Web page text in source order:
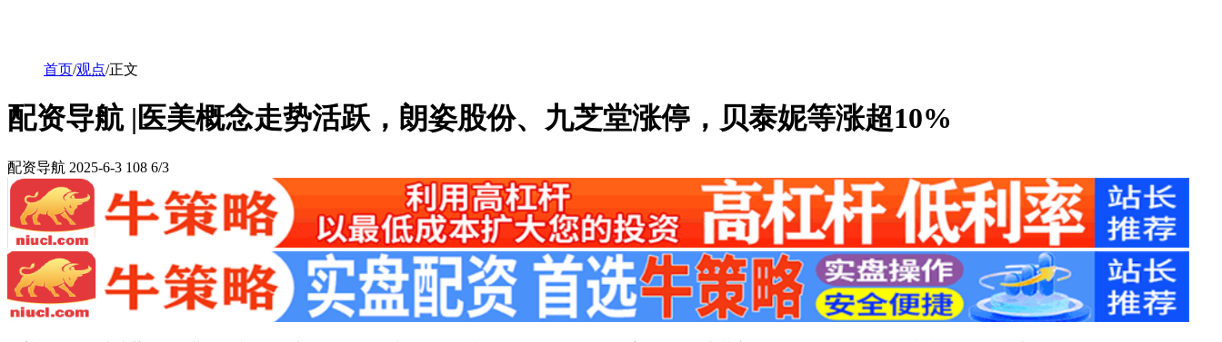
首页/观点/正文
配资导航 |医美概念走势活跃，朗姿股份、九芝堂涨停，贝泰妮等涨超10%
配资导航 2025-6-3 108 6/3